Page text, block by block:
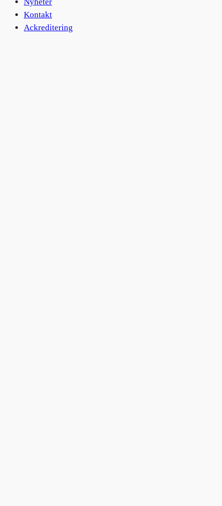
Kontakt
Ackreditering